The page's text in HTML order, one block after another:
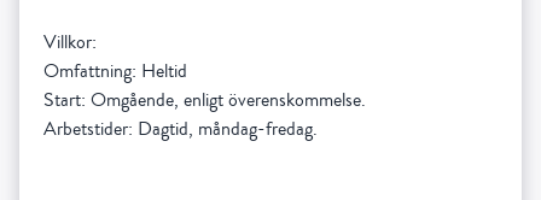
Villkor:
Omfattning: Heltid
Start: Omgående, enligt överenskommelse.